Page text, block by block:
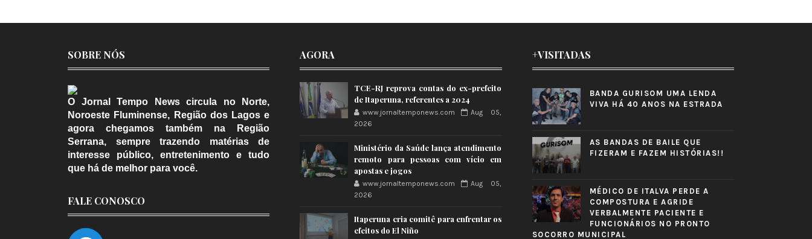
SOBRE NÓS
O Jornal Tempo News circula no Norte,
Noroeste Fluminense, Região dos Lagos e
agora chegamos também na Região
Serrana, sempre trazendo matérias de
interesse público, entretenimento e tudo
que há de melhor para você.
FALE CONOSCO
AGORA
TCE-RJ reprova contas do ex-prefeito
de Itaperuna, referentes a 2024
www.jornaltemponews.com
Aug 05,
2026
Ministério da Saúde lança atendimento
remoto para pessoas com vício em
apostas e jogos
www.jornaltemponews.com
Aug 05,
2026
Itaperuna cria comitê para enfrentar os
efeitos do El Niño
+VISITADAS
BANDA GURISOM UMA LENDA
VIVA HÁ 40 ANOS NA ESTRADA
AS BANDAS DE BAILE QUE
FIZERAM E FAZEM HISTÓRIAS!!
MÉDICO DE ITALVA PERDE A
COMPOSTURA E AGRIDE
VERBALMENTE PACIENTE E
FUNCIONÁRIOS NO PRONTO
SOCORRO MUNICIPAL